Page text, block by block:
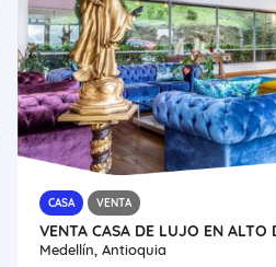
CASA VENTA
Medellín, Antioquia